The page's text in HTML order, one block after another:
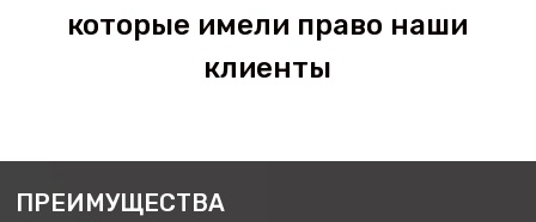
которые имели право наши
клиенты
ПРЕИМУЩЕСТВА